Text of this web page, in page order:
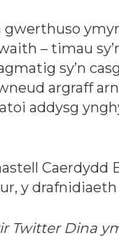
– timau
sy’n
argraff
addysg
y drafnidiaeth
Twitter Dina